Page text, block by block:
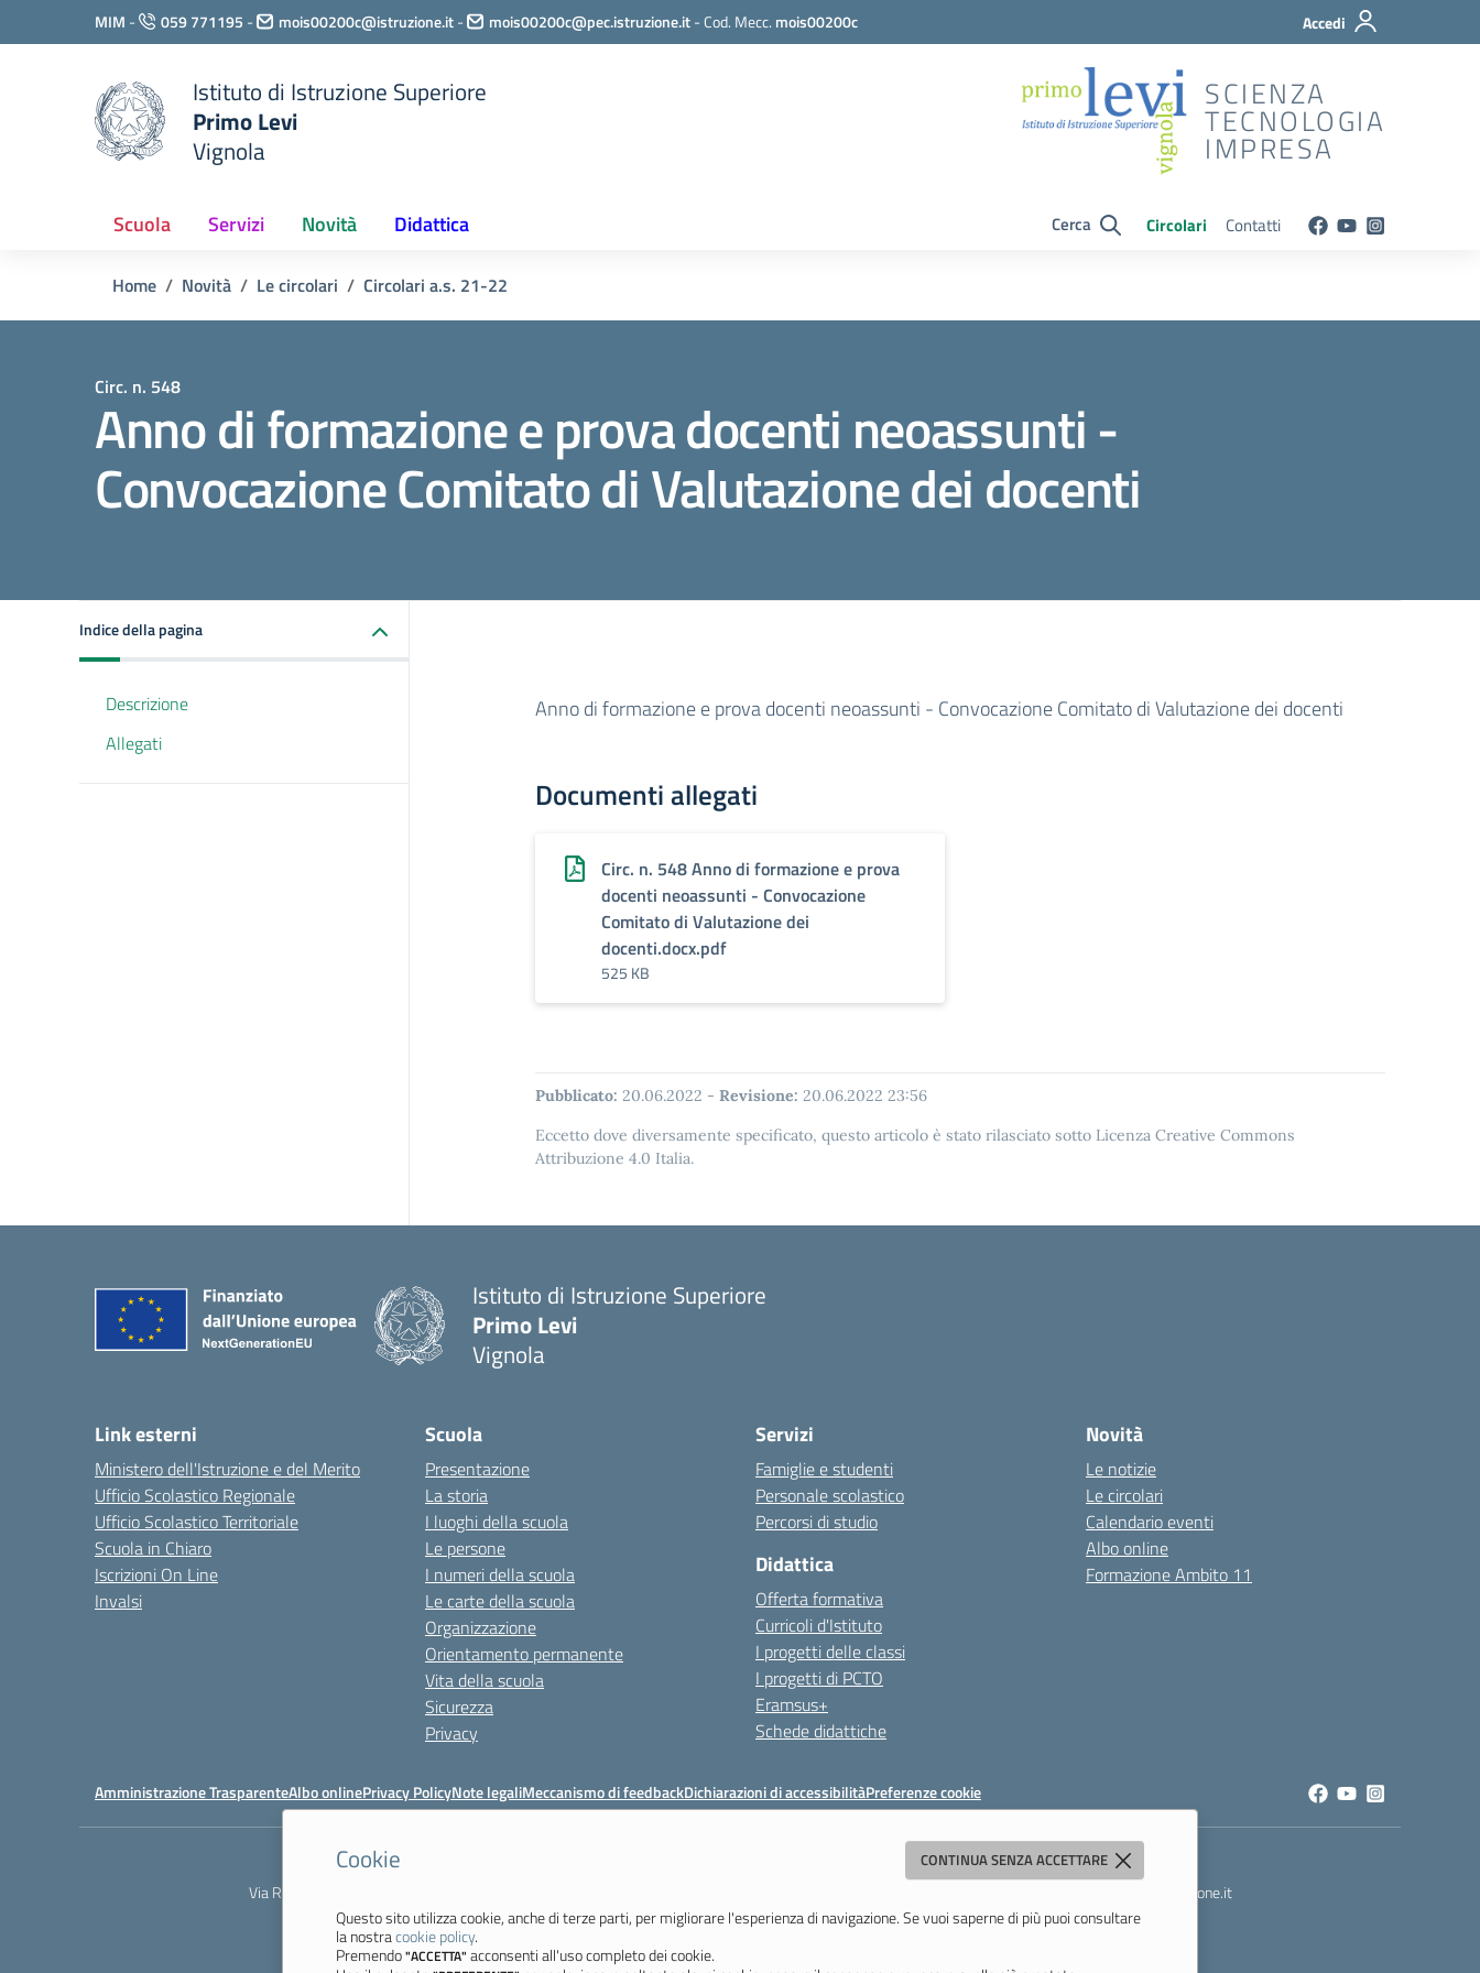
Cookie CONTINUA SENZA ACCETTARE
Questo sito utilizza cookie, anche di terze parti, per migliorare l'esperienza di navigazione. Se vuoi saperne di più puoi consultare
la nostracookie policy.
Premendo"ACCETTA" acconsenti all'uso completo dei cookie.
Vai ai contenuti
Vai al menu di navigazione
MIM - 059 771195 - mois00200c@istruzione.it- mois00200c@pec.istruzione.it-Cod. Mecc. mois00200c Accedi
Istituto di Istruzione Superiore
Primo Levi
Vignola
SCIENZA
TECNOLOGIA
IMPRESA
Scuola Servizi Novità Didattica Cerca Circolari Contatti
Home Novità Le circolari Circolari a.s. 21-22
Circ. n. 548
Anno di formazione e prova docenti neoassunti -
Convocazione Comitato di Valutazione dei docenti
Indice della pagina
Descrizione
Allegati
Anno di formazione e prova docenti neoassunti - Convocazione Comitato di Valutazione dei docenti
Documenti allegati
Circ. n. 548 Anno di formazione e prova
docenti neoassunti - Convocazione
Comitato di Valutazione dei
docenti.docx.pdf
525 KB
Pubblicato: 20.06.2022 - Revisione: 20.06.2022 23:56
Eccetto dove diversamente specificato, questo articolo è stato rilasciato sotto Licenza Creative Commons
Attribuzione 4.0 Italia.
Istituto di Istruzione Superiore
Primo Levi
Vignola
Link esterni
Ministero dell'Istruzione e del Merito
Ufficio Scolastico Regionale
Ufficio Scolastico Territoriale
Scuola in Chiaro
Iscrizioni On Line
Invalsi
Scuola
Presentazione
La storia
I luoghi della scuola
Le persone
I numeri della scuola
Le carte della scuola
Organizzazione
Orientamento permanente
Vita della scuola
Sicurezza
Privacy
Servizi
Famiglie e studenti
Personale scolastico
Percorsi di studio
Didattica
Offerta formativa
Curricoli d'Istituto
I progetti delle classi
I progetti di PCTO
Eramsus+
Schede didattiche
Novità
Le notizie
Le circolari
Calendario eventi
Albo online
Formazione Ambito 11
Amministrazione TrasparenteAlbo onlinePrivacy PolicyNote legaliMeccanismo di feedbackDichiarazioni di accessibilitàPreferenze cookie
Via Resistenza, 800 - 41058 Vignola (MO) - Tel. 059 771195 - Fax 059 764354 - Email:
mois00200c@pec.istruzione.it
Codice meccanografico: mois00200c - C.F. 94058180368
Ultimo aggiornamento: Lunedì, 3 Agosto 2026 ore 12:05